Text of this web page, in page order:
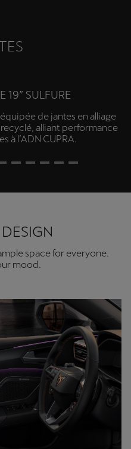
19” SULFURE
de jantes en alliage
alliant performance
à l’ADN CUPRA.
space for everyone.
mood.